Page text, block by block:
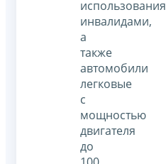
использования
инвалидами,
а
также
автомобили
легковые
с
мощностью
двигателя
до